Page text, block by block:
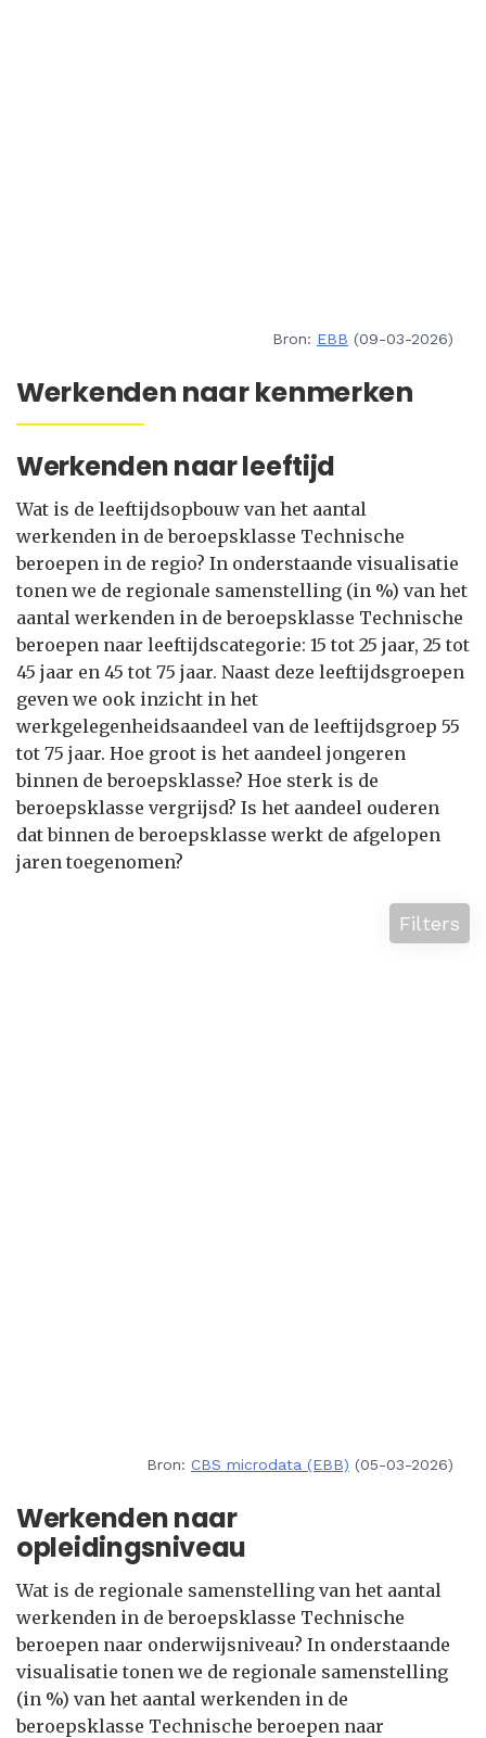
Bron: EBB (09-03-2026)
Werkenden naar kenmerken
Werkenden naar leeftijd
Wat is de leeftijdsopbouw van het aantal
werkenden in de beroepsklasse Technische
beroepen in de regio? In onderstaande visualisatie
tonen we de regionale samenstelling (in %) van het
aantal werkenden in de beroepsklasse Technische
beroepen naar leeftijdscategorie: 15 tot 25 jaar, 25 tot
45 jaar en 45 tot 75 jaar. Naast deze leeftijdsgroepen
geven we ook inzicht in het
werkgelegenheidsaandeel van de leeftijdsgroep 55
tot 75 jaar. Hoe groot is het aandeel jongeren
binnen de beroepsklasse? Hoe sterk is de
beroepsklasse vergrijsd? Is het aandeel ouderen
dat binnen de beroepsklasse werkt de afgelopen
jaren toegenomen?
Filters
Bron: CBS microdata (EBB) (05-03-2026)
Werkenden naar
opleidingsniveau
Wat is de regionale samenstelling van het aantal
werkenden in de beroepsklasse Technische
beroepen naar onderwijsniveau? In onderstaande
visualisatie tonen we de regionale samenstelling
(in %) van het aantal werkenden in de
beroepsklasse Technische beroepen naar